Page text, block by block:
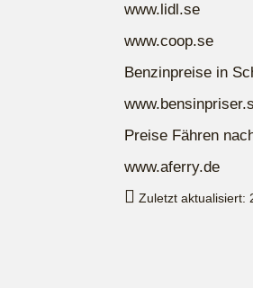
www.lidl.se
www.coop.se
Benzinpreise in
Preise Fähren
www.aferry.de
Zuletzt aktualisiert: